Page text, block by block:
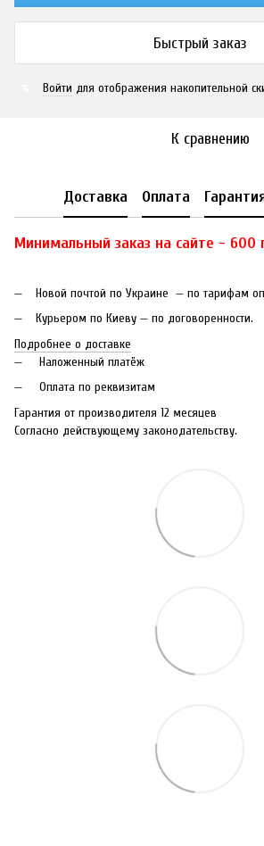
Быстрый заказ
Войти для отображения накопительной
К сравнению
Доставка Оплата
Минимальный заказ на сайте - 600
Новой почтой по Украине — по тарифам
Курьером по Киеву — по договоренности.
Подробнее о доставке
Наложенный платёж
Оплата по реквизитам
Гарантия от производителя 12 месяцев
Согласно действующему законодательству.